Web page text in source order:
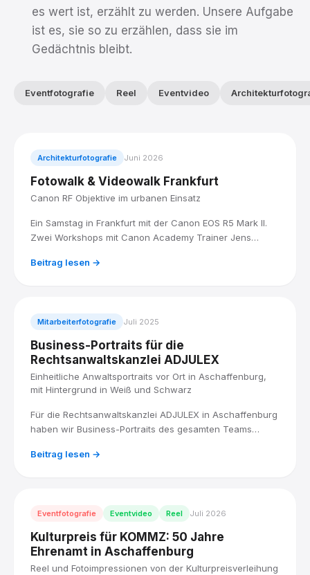
es wert ist, erzählt zu werden. Unsere Aufgabe
ist es, sie so zu erzählen, dass sie im
Gedächtnis bleibt.
Eventfotografie Reel Eventvideo
Architekturfotografie Juni 2026
Fotowalk & Videowalk Frankfurt
Canon RF Objektive im urbanen Einsatz
Ein Samstag in Frankfurt mit der Canon EOS R5 Mark II.
Zwei Workshops mit Canon Academy Trainer Jens
und Stadtlandschaft am Mittag.
Beitrag lesen →
Mitarbeiterfotografie Juli 2025
Business-Portraits für die
Rechtsanwaltskanzlei ADJULEX
Einheitliche Anwaltsportraits vor Ort in Aschaffenburg,
mit Hintergrund in Weiß und Schwarz
Für die Rechtsanwaltskanzlei ADJULEX in Aschaffenburg
haben wir Business-Portraits des gesamten Teams
fotografiert, mit einem einheitlichen Look in Weiß und
Beitrag lesen →
Eventfotografie Eventvideo Reel Juli 2026
Kulturpreis für KOMMZ: 50 Jahre
Ehrenamt in Aschaffenburg
Reel und Fotoimpressionen von der Kulturpreisverleihung